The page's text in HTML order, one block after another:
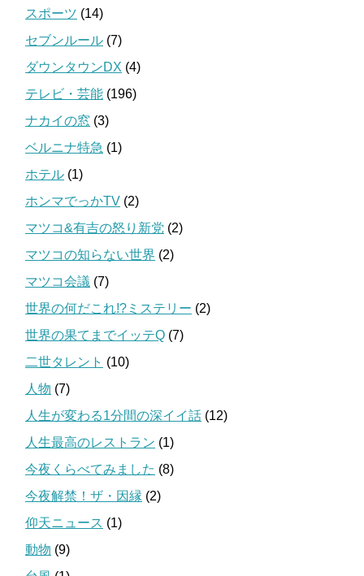
スポーツ (14)
セブンルール (7)
ダウンタウンDX (4)
テレビ・芸能 (196)
ナカイの窓 (3)
ベルニナ特急 (1)
ホテル (1)
ホンマでっかTV (2)
マツコ&有吉の怒り新党 (2)
マツコの知らない世界 (2)
マツコ会議 (7)
世界の何だこれ!?ミステリー (2)
世界の果てまでイッテQ (7)
二世タレント (10)
人物 (7)
人生が変わる1分間の深イイ話 (12)
人生最高のレストラン (1)
今夜くらべてみました (8)
今夜解禁！ザ・因縁 (2)
仰天ニュース (1)
動物 (9)